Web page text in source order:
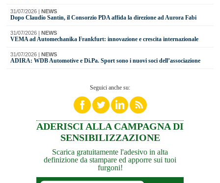
31/07/2026 | NEWS
​Dopo Claudio Santin, il Consorzio PDA affida la direzione ad Aurora Fabi
31/07/2026 | NEWS
VEMA ad Automechanika Frankfurt: innovazione e crescita internazionale
31/07/2026 | NEWS
​ADIRA: WDB Automotive e Di.Pa. Sport sono i nuovi soci dell’associazione
Seguici anche su:
ADERISCI ALLA CAMPAGNA DI
SENSIBILIZZAZIONE
Scarica gratuitamente l'adesivo in alta
definizione da stampare ed apporre sui tuoi
furgoni!